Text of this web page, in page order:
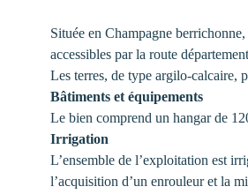
Située en Champagne
accessibles par la route
Les terres, de type argilo-calcaire,
Bâtiments et équipements
Le bien comprend un hangar de
Irrigation
L’ensemble de l’exploitation est
l’acquisition d’un enrouleur et la